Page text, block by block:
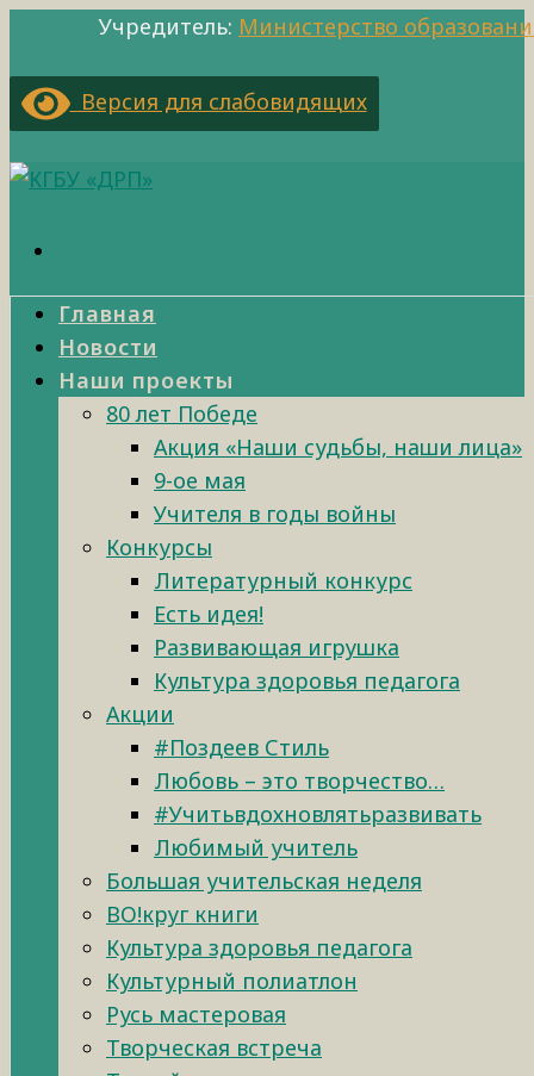
Учредитель: Министерство
Версия для слабовидящих
Главная
Новости
Наши проекты
80 лет Победе
Акция «Наши судьбы, наши лица»
9-ое мая
Учителя в годы войны
Конкурсы
Литературный конкурс
Есть идея!
Развивающая игрушка
Культура здоровья педагога
Акции
#Поздеев Стиль
Любовь – это творчество…
#Учитьвдохновлятьразвивать
Любимый учитель
Большая учительская неделя
ВО!круг книги
Культура здоровья педагога
Культурный полиатлон
Русь мастеровая
Творческая встреча